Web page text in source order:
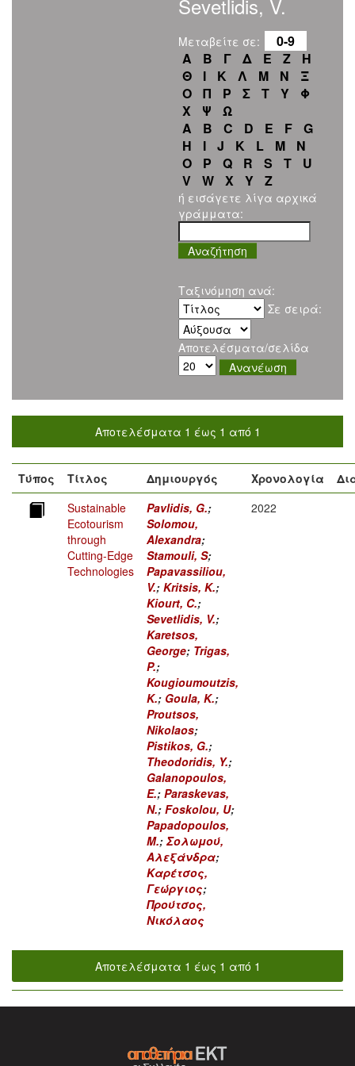
Sevetlidis, V.
Μεταβείτε σε:
0-9
Α
Β Γ Δ Ε Ζ
Η
Θ
Ι Κ Λ Μ Ν
Ξ
Ο
Π Ρ Σ Τ Υ
Φ
Χ
Ψ
Ω
A
B C D E F
G
H
I J K L M
N
O
P Q R S T
U
V
W X Y Z
ή εισάγετε λίγα αρχικά
γράμματα:
Ταξινόμηση ανά:
Σε σειρά:
Αποτελέσματα/σελίδα
Αποτελέσματα 1 έως 1 από 1
Τύπος Τίτλος Δημιουργός Χρονολογία
Sustainable
Ecotourism
through
Cutting-Edge
Technologies
Pavlidis, G.;
Solomou,
Alexandra;
Stamouli, S;
Papavassiliou,
V.; Kritsis, K.;
Kiourt, C.;
Sevetlidis, V.;
Karetsos,
George; Trigas,
P.;
Kougioumoutzis,
K.; Goula, K.;
Proutsos,
Nikolaos;
Pistikos, G.;
Theodoridis, Y.;
Galanopoulos,
E.; Paraskevas,
N.; Foskolou, U;
Papadopoulos,
M.; Σολωμού,
Αλεξάνδρα;
Καρέτσος,
Γεώργιος;
Προύτσος,
Νικόλαος
2022
Αποτελέσματα 1 έως 1 από 1